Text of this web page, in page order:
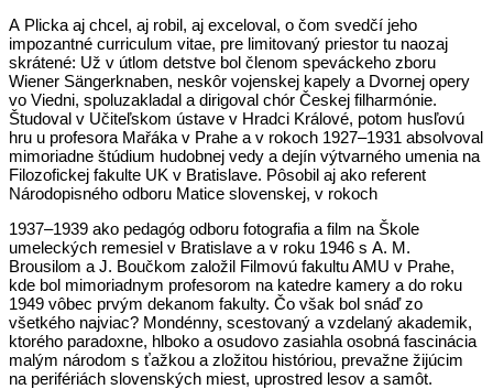
A Plicka aj chcel, aj robil, aj exceloval, o čom svedčí jeho
impozantné curriculum vitae, pre limitovaný priestor tu naozaj
skrátené: Už v útlom detstve bol členom speváckeho zboru
Wiener Sängerknaben, neskôr vojenskej kapely a Dvornej opery
vo Viedni, spoluzakladal a dirigoval chór Českej filharmónie.
Študoval v Učiteľskom ústave v Hradci Králové, potom husľovú
hru u profesora Mařáka v Prahe a v rokoch 1927–1931 absolvoval
mimoriadne štúdium hudobnej vedy a dejín výtvarného umenia na
Filozofickej fakulte UK v Bratislave. Pôsobil aj ako referent
Národopisného odboru Matice slovenskej, v rokoch
1937–1939 ako pedagóg odboru fotografia a film na Škole
umeleckých remesiel v Bratislave a v roku 1946 s A. M.
Brousilom a J. Boučkom založil Filmovú fakultu AMU v Prahe,
kde bol mimoriadnym profesorom na katedre kamery a do roku
1949 vôbec prvým dekanom fakulty. Čo však bol snáď zo
všetkého najviac? Mondénny, scestovaný a vzdelaný akademik,
ktorého paradoxne, hlboko a osudovo zasiahla osobná fascinácia
malým národom s ťažkou a zložitou históriou, prevažne žijúcim
na perifériách slovenských miest, uprostred lesov a samôt.